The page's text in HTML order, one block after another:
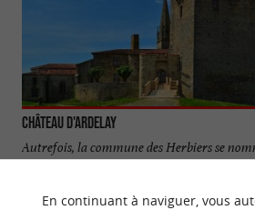
Château d'Ardelay
Autrefois, la commune des Herbiers se
Ardelay », c’est de là que vient le nom du
En continuant à naviguer, vous